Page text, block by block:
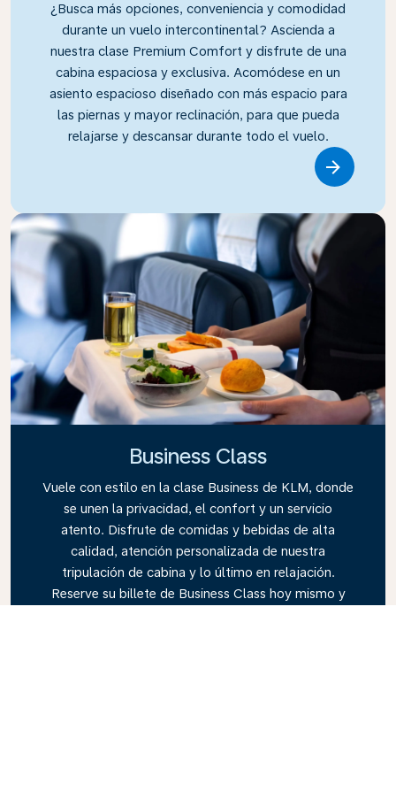
¿Busca más opciones, conveniencia y comodidad
durante un vuelo intercontinental? Ascienda a
nuestra clase Premium Comfort y disfrute de una
cabina espaciosa y exclusiva. Acomódese en un
asiento espacioso diseñado con más espacio para
las piernas y mayor reclinación, para que pueda
relajarse y descansar durante todo el vuelo.
Business Class
Vuele con estilo en la clase Business de KLM, donde
se unen la privacidad, el confort y un servicio
atento. Disfrute de comidas y bebidas de alta
calidad, atención personalizada de nuestra
tripulación de cabina y lo último en relajación.
Reserve su billete de Business Class hoy mismo y